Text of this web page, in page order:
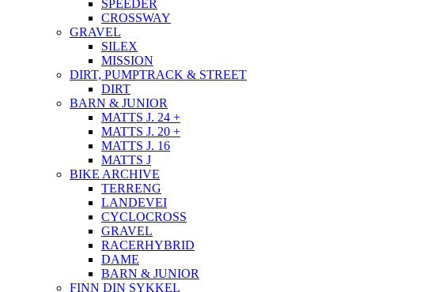
SPEEDER
CROSSWAY
GRAVEL
SILEX
MISSION
DIRT, PUMPTRACK & STREET
DIRT
BARN & JUNIOR
MATTS J. 24 +
MATTS J. 20 +
MATTS J. 16
MATTS J
BIKE ARCHIVE
TERRENG
LANDEVEI
CYCLOCROSS
GRAVEL
RACERHYBRID
DAME
BARN & JUNIOR
FINN DIN SYKKEL